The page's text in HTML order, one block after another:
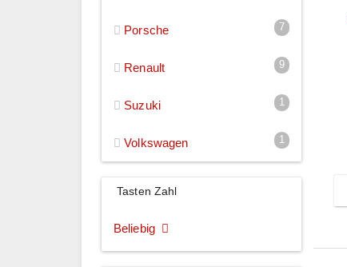
7
Porsche
9
Renault
1
Suzuki
1
Volkswagen
Tasten Zahl
Beliebig